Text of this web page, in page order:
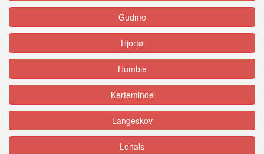
Gudme
Hjortø
Humble
Kerteminde
Langeskov
Lohals